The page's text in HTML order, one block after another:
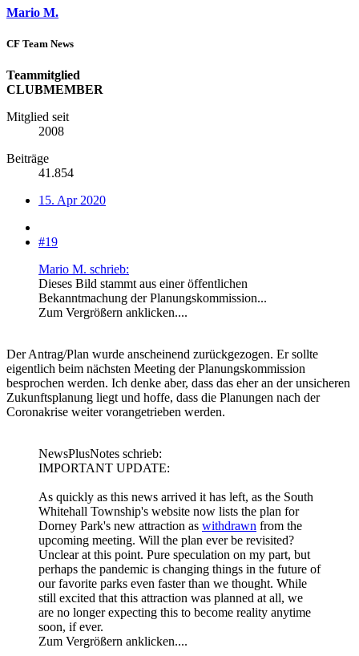
Mario M.
CF Team News
Teammitglied
CLUBMEMBER
Mitglied seit
2008
Beiträge
41.854
15. Apr 2020
#19
Mario M. schrieb:
Dieses Bild stammt aus einer öffentlichen
Bekanntmachung der Planungskommission...
Zum Vergrößern anklicken....
Der Antrag/Plan wurde anscheinend zurückgezogen. Er sollte
eigentlich beim nächsten Meeting der Planungskommission
besprochen werden. Ich denke aber, dass das eher an der unsicheren
Zukunftsplanung liegt und hoffe, dass die Planungen nach der
Coronakrise weiter vorangetrieben werden.
NewsPlusNotes schrieb:
IMPORTANT UPDATE:
As quickly as this news arrived it has left, as the South
Whitehall Township's website now lists the plan for
Dorney Park's new attraction as withdrawn from the
upcoming meeting. Will the plan ever be revisited?
Unclear at this point. Pure speculation on my part, but
perhaps the pandemic is changing things in the future of
our favorite parks even faster than we thought. While
still excited that this attraction was planned at all, we
are no longer expecting this to become reality anytime
soon, if ever.
Zum Vergrößern anklicken....